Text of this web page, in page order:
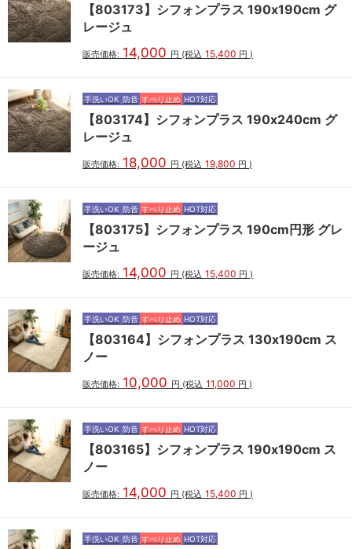
【803173】シフォンプラス 190x190cm グ
レージュ
販売価格: 14,000 円 (税込 15,400 円 )
手洗いOK 防音 すべり止め HOT対応
【803174】シフォンプラス 190x240cm グ
レージュ
販売価格: 18,000 円 (税込 19,800 円 )
手洗いOK 防音 すべり止め HOT対応
【803175】シフォンプラス 190cm円形 グレ
ージュ
販売価格: 14,000 円 (税込 15,400 円 )
手洗いOK 防音 すべり止め HOT対応
【803164】シフォンプラス 130x190cm ス
ノー
販売価格: 10,000 円 (税込 11,000 円 )
手洗いOK 防音 すべり止め HOT対応
【803165】シフォンプラス 190x190cm ス
ノー
販売価格: 14,000 円 (税込 15,400 円 )
手洗いOK 防音 すべり止め HOT対応